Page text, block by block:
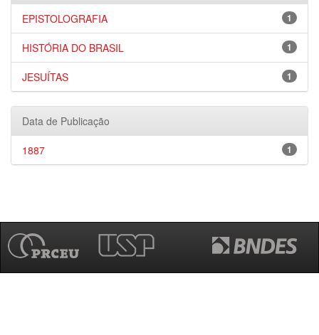
1
EPISTOLOGRAFIA
1
HISTÓRIA DO BRASIL
1
JESUÍTAS
Data de Publicação
1
1887